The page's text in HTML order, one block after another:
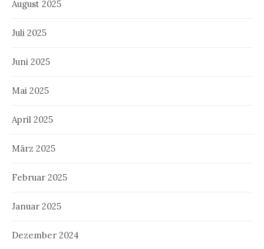
August 2025
Juli 2025
Juni 2025
Mai 2025
April 2025
März 2025
Februar 2025
Januar 2025
Dezember 2024